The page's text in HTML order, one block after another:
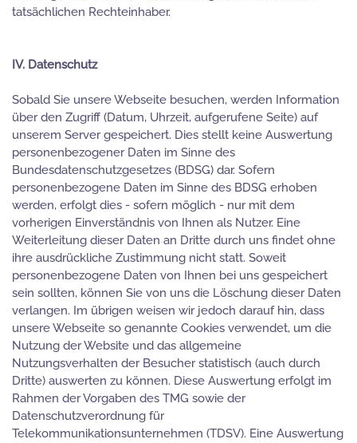
tatsächlichen Rechteinhaber.
IV. Datenschutz
Sobald Sie unsere Webseite besuchen, werden Information
über den Zugriff (Datum, Uhrzeit, aufgerufene Seite) auf
unserem Server gespeichert. Dies stellt keine Auswertung
personenbezogener Daten im Sinne des
Bundesdatenschutzgesetzes (BDSG) dar. Sofern
personenbezogene Daten im Sinne des BDSG erhoben
werden, erfolgt dies - sofern möglich - nur mit dem
vorherigen Einverständnis von Ihnen als Nutzer. Eine
Weiterleitung dieser Daten an Dritte durch uns findet ohne
ihre ausdrückliche Zustimmung nicht statt. Soweit
personenbezogene Daten von Ihnen bei uns gespeichert
sein sollten, können Sie von uns die Löschung dieser Daten
verlangen. Im übrigen weisen wir jedoch darauf hin, dass
unsere Webseite so genannte Cookies verwendet, um die
Nutzung der Website und das allgemeine
Nutzungsverhalten der Besucher statistisch (auch durch
Dritte) auswerten zu können. Diese Auswertung erfolgt im
Rahmen der Vorgaben des TMG sowie der
Datenschutzverordnung für
Telekommunikationsunternehmen (TDSV). Eine Auswertung